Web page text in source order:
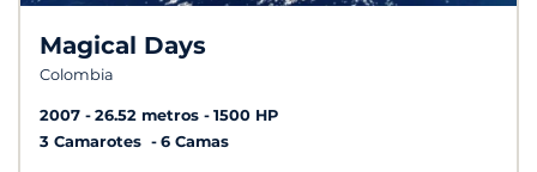
Magical Days
Colombia
2007 26.52 metros
1500 HP
3 Camarotes
6 Camas